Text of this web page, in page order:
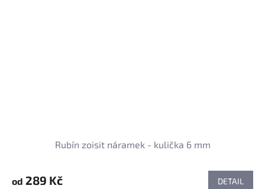
Rubín zoisit náramek - kulička 6 mm
od 289 Kč DETAIL